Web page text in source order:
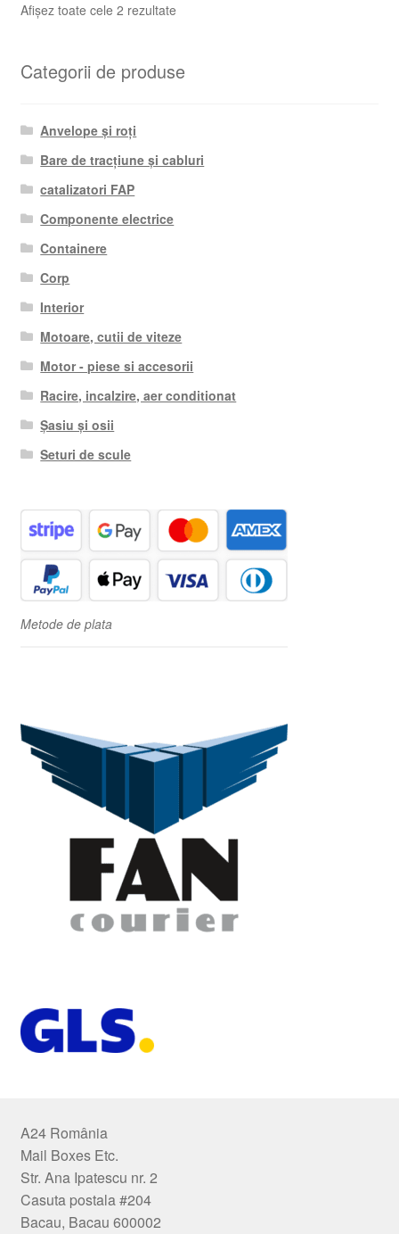
Afișez toate cele 2 rezultateSortat
mai
Categorii de produse
Anvelope și roți
Bare de tracțiune și cabluri
catalizatori FAP
Componente electrice
Containere
Corp
Interior
Motoare, cutii de viteze
Motor - piese si accesorii
Racire, incalzire, aer conditionat
Șasiu și osii
Seturi de scule
Metode de plata
A24 România
Mail Boxes Etc.
Str. Ana Ipatescu nr. 2
Casuta postala #204
Bacau, Bacau 600002